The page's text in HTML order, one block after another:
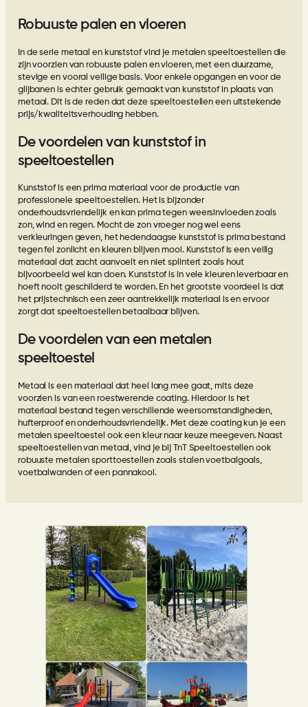
Robuuste palen en vloeren
In de serie metaal en kunststof vind je metalen speeltoestellen die
zijn voorzien van robuuste palen en vloeren, met een duurzame,
stevige en vooral veilige basis. Voor enkele opgangen en voor de
glijbanen is echter gebruik gemaakt van kunststof in plaats van
metaal. Dit is de reden dat deze speeltoestellen een uitstekende
prijs/kwaliteitsverhouding hebben.
De voordelen van kunststof in
speeltoestellen
Kunststof is een prima materiaal voor de productie van
professionele speeltoestellen. Het is bijzonder
onderhoudsvriendelijk en kan prima tegen weersinvloeden zoals
zon, wind en regen. Mocht de zon vroeger nog wel eens
verkleuringen geven, het hedendaagse kunststof is prima bestand
tegen fel zonlicht en kleuren blijven mooi. Kunststof is een veilig
materiaal dat zacht aanvoelt en niet splintert zoals hout
bijvoorbeeld wel kan doen. Kunststof is in vele kleuren leverbaar en
hoeft nooit geschilderd te worden. En het grootste voordeel is dat
het prijstechnisch een zeer aantrekkelijk materiaal is en ervoor
zorgt dat speeltoestellen betaalbaar blijven.
De voordelen van een metalen
speeltoestel
Metaal is een materiaal dat heel lang mee gaat, mits deze
voorzien is van een roestwerende coating. Hierdoor is het
materiaal bestand tegen verschillende weersomstandigheden,
hufterproof en onderhoudsvriendelijk. Met deze coating kun je een
metalen speeltoestel ook een kleur naar keuze meegeven. Naast
speeltoestellen van metaal, vind je bij TnT Speeltoestellen ook
robuuste metalensporttoestellenzoalsstalen voetbalgoals,
voetbalwanden of een pannakooi.